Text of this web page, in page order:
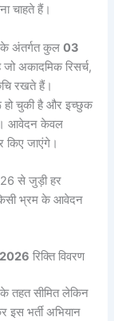
चाहते हैं।
अंतर्गत कुल03
अकादमिक रिसर्च,
रखते हैं।
चुकी है और इच्छुक
आवेदन केवल
किए जाएंगे।
से जुड़ी हर
किसी भ्रम के आवेदन
रिक्ति विवरण
तहत सीमित लेकिन
इस भर्ती अभियान